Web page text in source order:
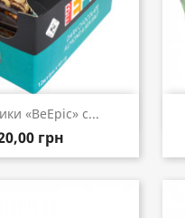
«BeEpic» с...
грн
просмотр